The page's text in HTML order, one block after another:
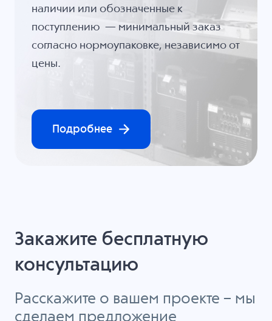
наличии или обозначенные к
поступлению — минимальный заказ
согласно нормоупаковке, независимо от
цены.
Подробнее
Закажите бесплатную
консультацию
Расскажите о вашем проекте – мы
сделаем предложение